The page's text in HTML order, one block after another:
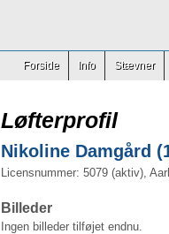
Forside Info Stævner
Løfterprofil
Nikoline Damgård
Licensnummer: 5079 (aktiv),
Billeder
Ingen billeder tilføjet endnu.